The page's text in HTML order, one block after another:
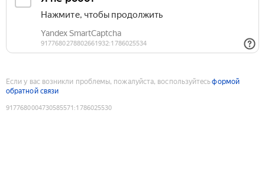
Если у вас возникли проблемы, пожалуйста, воспользуйтесьформой
обратной связи
9177680004730585571 :1786025530